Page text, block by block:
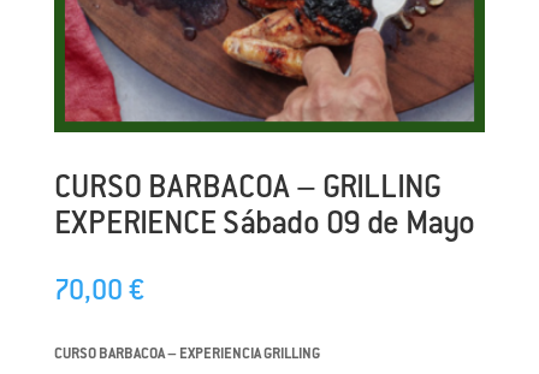
CURSO BARBACOA – GRILLING
EXPERIENCE Sábado 09 de Mayo
70,00 €
CURSO BARBACOA – EXPERIENCIA GRILLING